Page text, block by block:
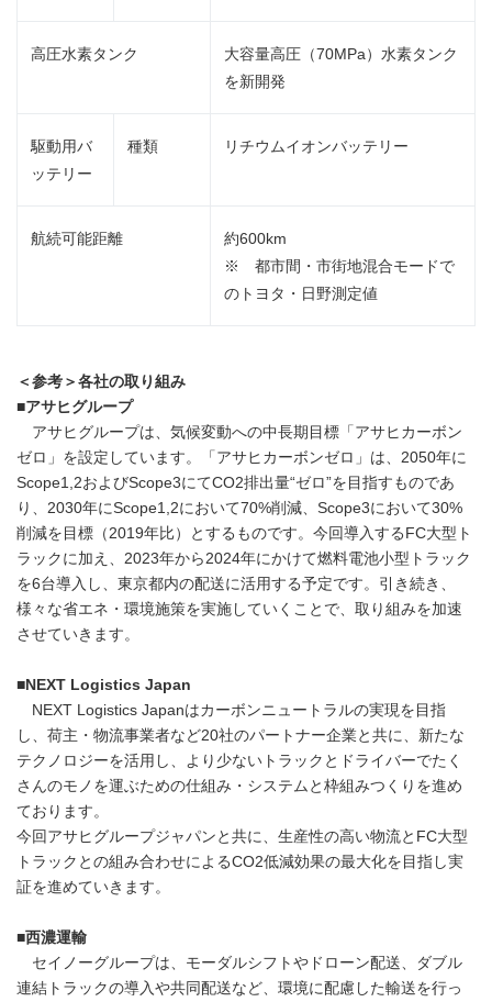
高圧水素タンク
大容量高圧（70MPa）水素タンク
を新開発
駆動用バ
ッテリー
種類 リチウムイオンバッテリー
航続可能距離
約600km
※ 都市間・市街地混合モードで
のトヨタ・日野測定値
＜参考＞各社の取り組み
■アサヒグループ
アサヒグループは、気候変動への中長期目標「アサヒカーボン
ゼロ」を設定しています。「アサヒカーボンゼロ」は、2050年に
Scope1,2およびScope3にてCO2排出量“ゼロ”を目指すものであ
り、2030年にScope1,2において70%削減、Scope3において30%
削減を目標（2019年比）とするものです。今回導入するFC大型ト
ラックに加え、2023年から2024年にかけて燃料電池小型トラック
を6台導入し、東京都内の配送に活用する予定です。引き続き、
様々な省エネ・環境施策を実施していくことで、取り組みを加速
させていきます。
■NEXT Logistics Japan
NEXT Logistics Japanはカーボンニュートラルの実現を目指
し、荷主・物流事業者など20社のパートナー企業と共に、新たな
テクノロジーを活用し、より少ないトラックとドライバーでたく
さんのモノを運ぶための仕組み・システムと枠組みつくりを進め
ております。
今回アサヒグループジャパンと共に、生産性の高い物流とFC大型
トラックとの組み合わせによるCO2低減効果の最大化を目指し実
証を進めていきます。
■西濃運輸
セイノーグループは、モーダルシフトやドローン配送、ダブル
連結トラックの導入や共同配送など、環境に配慮した輸送を行っ